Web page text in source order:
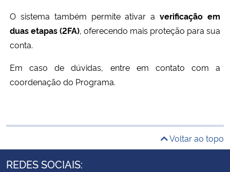
O sistema também permite ativar averificação em
duas etapas (2FA), oferecendo mais proteção para sua
conta.
Em caso de dúvidas, entre em contato com a
coordenação do Programa.
Voltar ao topo
REDES SOCIAIS: